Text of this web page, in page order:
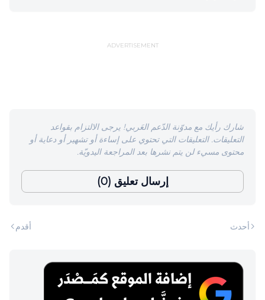
ADVERTISEMENT
شارك رأيك مع مدوّنة الدّعم العَربي! يرجى الالتزام بقواعد
التعليقات. التعليقات التي تحتوي على إساءة أو تشهير أو دعاية أو
محتوى مسيء لن يتم نشرها بعد المراجعة اليدويّة.
إرسال تعليق (0)
أحدث أقدم